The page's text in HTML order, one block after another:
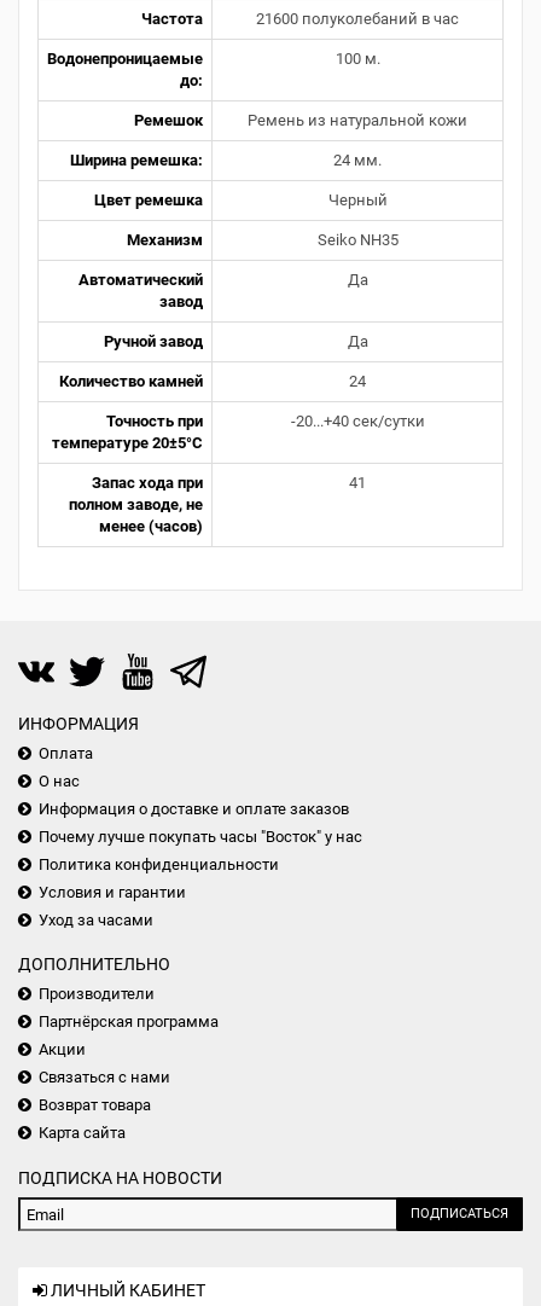
Частота 21600 полуколебаний в час
Водонепроницаемые
до:
100 м.
Ремешок Ремень из натуральной кожи
Ширина ремешка: 24 мм.
Цвет ремешка Черный
Механизм Seiko NH35
Автоматический
завод
Да
Ручной завод Да
Количество камней 24
Точность при
температуре 20±5°С
-20...+40 сек/сутки
Запас хода при
полном заводе, не
менее (часов)
41
ИНФОРМАЦИЯ
Оплата
О нас
Информация о доставке и оплате заказов
Почему лучше покупать часы "Восток" у нас
Политика конфиденциальности
Условия и гарантии
Уход за часами
ДОПОЛНИТЕЛЬНО
Производители
Партнёрская программа
Акции
Связаться с нами
Возврат товара
Карта сайта
ПОДПИСКА НА НОВОСТИ
ПОДПИСАТЬСЯ
ЛИЧНЫЙ КАБИНЕТ